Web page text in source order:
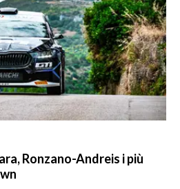
Ronzano-Andreis i più